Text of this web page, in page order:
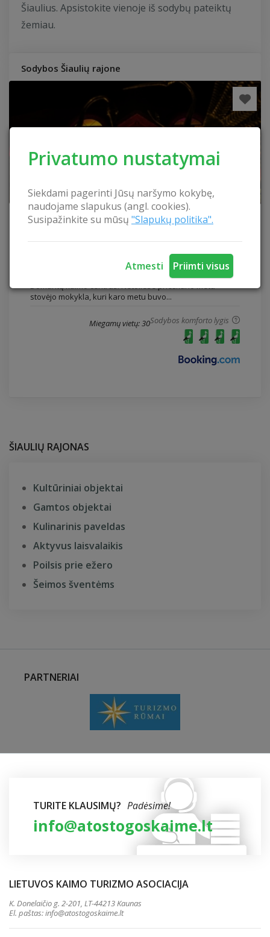
Privatumo nustatymai
Siekdami pagerinti Jūsų naršymo kokybę,
naudojame slapukus (angl. cookies).
Susipažinkite su mūsų "Slapukų politika".
Atmesti Priimti visus
Šiaulius. Apsistokite vienoje iš sodybų pateiktų
žemiau.
Sodybos Šiaulių rajone
Sodyba „Girelė“
Vietovė, kurioje yra sodyba , senbūvių menama kaip
Domantų kaimo centras. Netoliese prieškario metu
stovėjo mokykla, kuri karo metu buvo...
Sodybos komforto lygis
Miegamų vietų: 30
ŠIAULIŲ RAJONAS
Kultūriniai objektai
Gamtos objektai
Kulinarinis paveldas
Aktyvus laisvalaikis
Poilsis prie ežero
Šeimos šventėms
PARTNERIAI
TURITE KLAUSIMŲ? Padėsime!
info@atostogoskaime.lt
LIETUVOS KAIMO TURIZMO ASOCIACIJA
K. Donelaičio g. 2-201, LT-44213 Kaunas
El. paštas:info@atostogoskaime.lt